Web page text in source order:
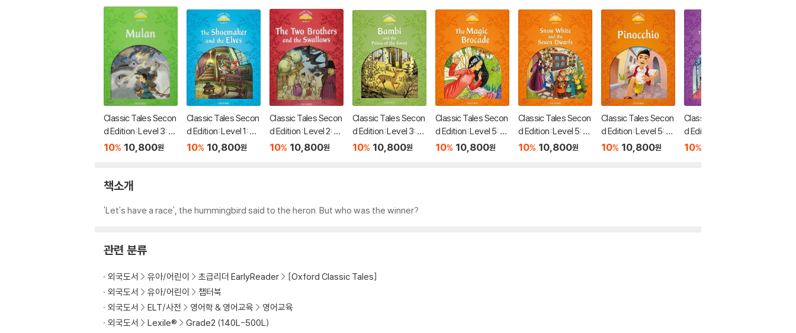
Classic Tales Secon
d Edition: Level 3: M
ulan Audio Pack
10% 10,800원
Classic Tales Secon
d Edition: Level 1: Th
e Shoemaker and th
10% 10,800원
Classic Tales Secon
d Edition: Level 2: Th
e Two Brothers and
10% 10,800원
Classic Tales Secon
d Edition: Level 3: Ba
mbi and the Prince o
10% 10,800원
Classic Tales Secon
d Edition: Level 5: T
he Magic Brocade A
10% 10,800원
Classic Tales Secon
d Edition: Level 5: Sn
ow White and the S
10% 10,800원
Classic Tales Secon
d Edition: Level 5: Pi
nocchio Audio Pack
10% 10,800원
Classic Tales Secon
d Edition: Level 4: T
he Twelve Dancing
10%
책소개
'Let's have a race', the hummingbird said to the heron. But who was the winner?
관련 분류
외국도서 유아/어린이 초급리더 EarlyReader
[Oxford Classic Tales]
외국도서
유아/어린이
챕터북
외국도서
ELT/사전 영어학 & 영어교육
영어교육
외국도서
Lexile®
Grade2 (140L-500L)